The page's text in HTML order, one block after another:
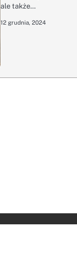
ale także…
12 grudnia, 2024